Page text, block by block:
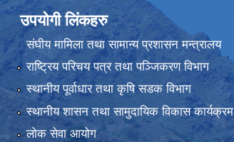
उपयोगी लिंकहरु
संघीय मामिला तथा सामान्य प्रशासन मन्त्रालय
राष्ट्रिय परिचय पत्र तथा पञ्जिकरण विभाग
स्थानीय पूर्वाधार तथा कृषि सडक विभाग
स्थानीय शासन तथा सामुदायिक विकास कार्यक्रम
लोक सेवा आयोग